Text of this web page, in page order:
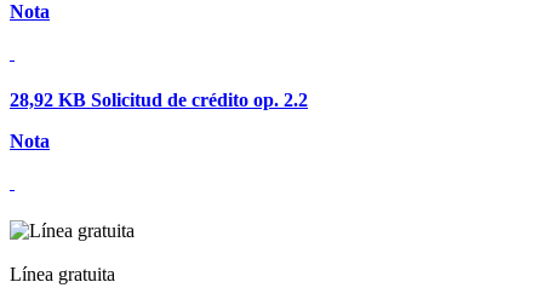
Nota
28,92 KB Solicitud de crédito op. 2.2
Nota
Línea gratuita